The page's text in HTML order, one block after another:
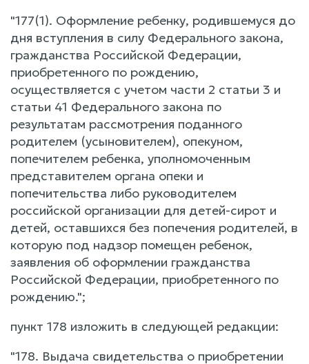
"177(1). Оформление ребенку, родившемуся до
дня вступления в силу Федерального закона,
гражданства Российской Федерации,
приобретенного по рождению,
осуществляется с учетом части 2 статьи 3 и
статьи 41 Федерального закона по
результатам рассмотрения поданного
родителем (усыновителем), опекуном,
попечителем ребенка, уполномоченным
представителем органа опеки и
попечительства либо руководителем
российской организации для детей-сирот и
детей, оставшихся без попечения родителей, в
которую под надзор помещен ребенок,
заявления об оформлении гражданства
Российской Федерации, приобретенного по
рождению.";
пункт 178 изложить в следующей редакции:
"178. Выдача свидетельства о приобретении